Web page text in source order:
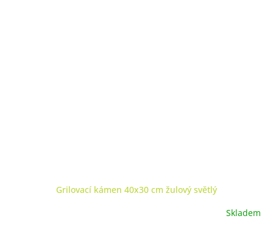
Grilovací kámen 40x30 cm žulový světlý
Skladem